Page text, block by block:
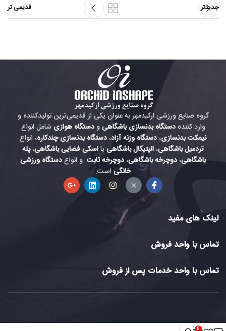
جدیدتر قدیمی تر
گروه صنایع ورزشی ارکیدمهر به عنوان یکی از قدیمی‌ترین تولیدکننده و
وارد کنندهدستگاه بدنسازی باشگاهیودستگاه هوازی شامل انواع
نیمکت بدنسازی، دستگاه وزنه آزاد، دستگاه بدنسازی چندکاره، انواع
تردمیل باشگاهی، الپتیکال باشگاهی یااسکی فضایی باشگاهی،پله
باشگاهی، دوچرخه باشگاهی، دوچرخه ثابت و انواعدستگاه ورزشی
خانگیاست.
لینک های مفید
تماس با واحد فروش
تماس با واحد خدمات پس از فروش
0